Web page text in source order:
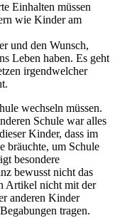
Einhalten müssen
wie Kinder am
und den Wunsch,
Leben haben. Es geht
irgendwelcher
wechseln müssen.
Schule war alles
Kinder, dass im
bräuchte, um Schule
besondere
bewusst nicht das
Artikel nicht mit der
anderen Kinder
tragen.